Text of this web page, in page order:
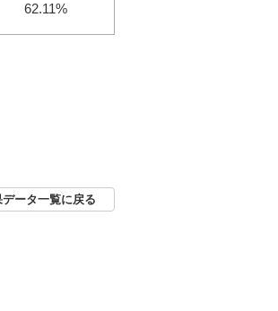
62.11%
ータ一覧に戻る